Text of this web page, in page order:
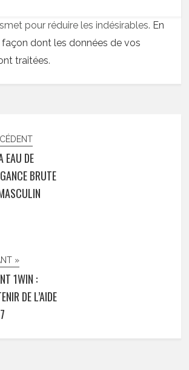
pour réduire les indésirables. En
façon dont les données de vos
traitées.
EAU DE
BRUTE
»
1WIN :
DE L’AIDE